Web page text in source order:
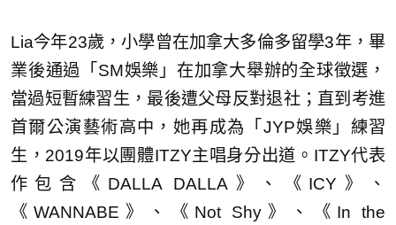
Lia今年23歲，小學曾在加拿大多倫多留學3年，畢
業後通過「SM娛樂」在加拿大舉辦的全球徵選，
當過短暫練習生，最後遭父母反對退社；直到考進
首爾公演藝術高中，她再成為「JYP娛樂」練習
生，2019年以團體ITZY主唱身分出道。ITZY代表
作包含《DALLA DALLA》、《ICY》、
《WANNABE》、《Not Shy》、《In the